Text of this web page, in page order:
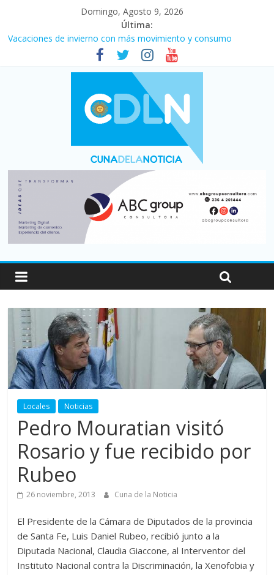
Domingo, Agosto 9, 2026
Última:
Desde que asumió Milei cerraron 41.000 kioscos: el sector
denuncia crisis como en 2001
Vacaciones de invierno con más movimiento y consumo
turístico: 4,6 millones de personas viajaron por el país, un 5,9%
El agro argentino logró un récord histórico de exportaciones en
el primer semestre de 2026
Duelo internacional: Falleció Jorge Messi, el papá de Leo
La morosidad alcanzó su nivel más alto en dos décadas y ya
afecta a 400 mil deudores en Santa Fe
Locales Noticias
Pedro Mouratian visitó
Rosario y fue recibido por
Rubeo
26 noviembre, 2013 Cuna de la Noticia
El Presidente de la Cámara de Diputados de la provincia
de Santa Fe, Luis Daniel Rubeo, recibió junto a la
Diputada Nacional, Claudia Giaccone, al Interventor del
Instituto Nacional contra la Discriminación, la Xenofobia y